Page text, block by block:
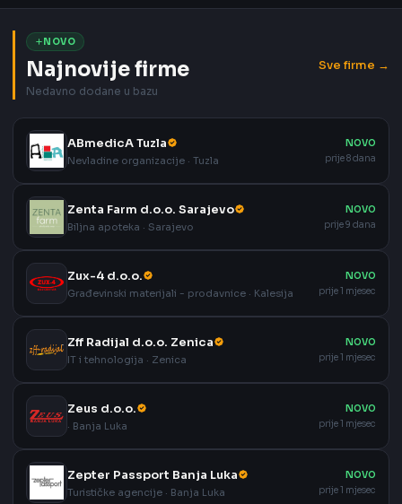
NOVO
Najnovije firme
Nedavno dodane u bazu
Sve firme →
ABmedicA Tuzla
Nevladine organizacije · Tuzla
NOVO
prije 8 dana
Zenta Farm d.o.o. Sarajevo
Biljna apoteka · Sarajevo
NOVO
prije 9 dana
Zux-4 d.o.o.
Građevinski materijali - prodavnice · Kalesija
NOVO
prije 1 mjesec
Zff Radijal d.o.o. Zenica
IT i tehnologija · Zenica
NOVO
prije 1 mjesec
Zeus d.o.o.
· Banja Luka
NOVO
prije 1 mjesec
Zepter Passport Banja Luka
Turističke agencije · Banja Luka
NOVO
prije 1 mjesec